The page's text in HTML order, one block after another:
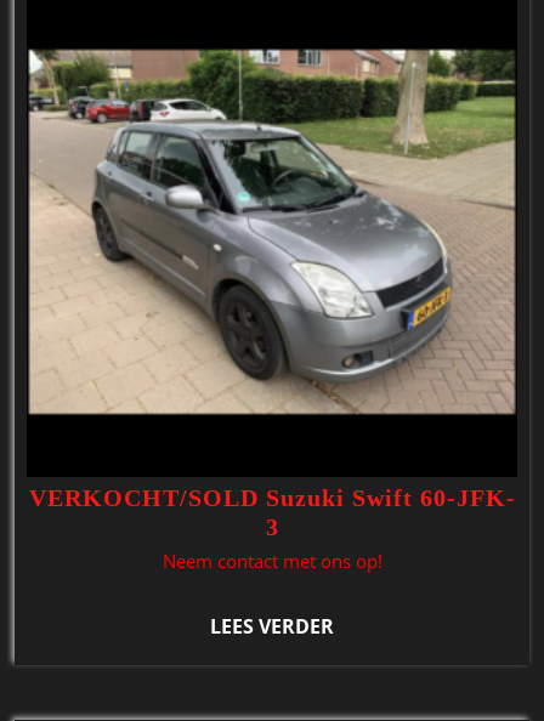
VERKOCHT/SOLD Suzuki Swift 60-JFK-
3
Neem contact met ons op!
LEES VERDER